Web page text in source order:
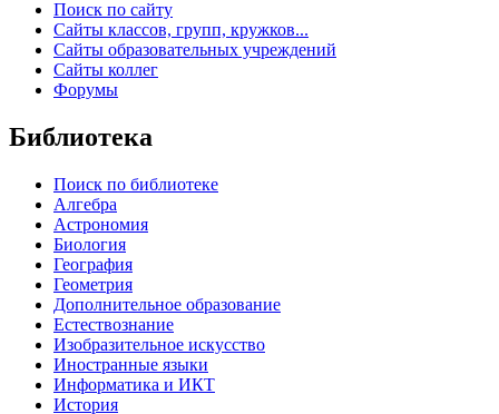
Поиск по сайту
Сайты классов, групп, кружков...
Сайты образовательных учреждений
Сайты коллег
Форумы
Библиотека
Поиск по библиотеке
Алгебра
Астрономия
Биология
География
Геометрия
Дополнительное образование
Естествознание
Изобразительное искусство
Иностранные языки
Информатика и ИКТ
История